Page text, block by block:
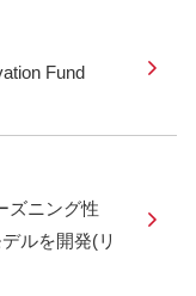
Fund
ズニング性
ルを開発(リ